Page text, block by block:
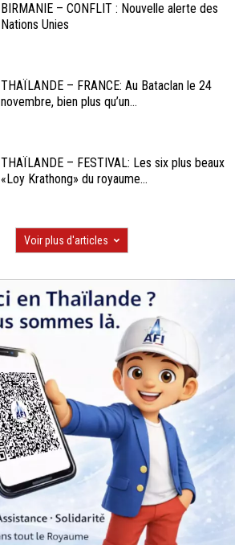
BIRMANIE – CONFLIT : Nouvelle alerte des
Nations Unies
THAÏLANDE – FRANCE: Au Bataclan le 24
novembre, bien plus qu’un...
THAÏLANDE – FESTIVAL: Les six plus beaux
«Loy Krathong» du royaume...
Voir plus d'articles